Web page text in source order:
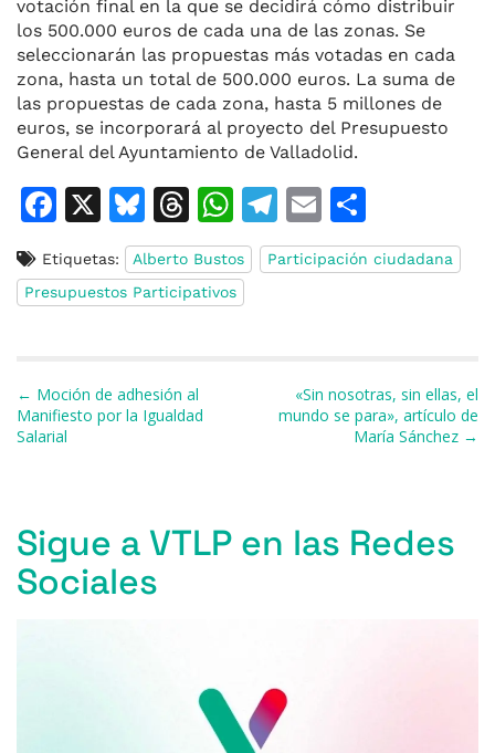
votación final en la que se decidirá cómo distribuir
los 500.000 euros de cada una de las zonas. Se
seleccionarán las propuestas más votadas en cada
zona, hasta un total de 500.000 euros. La suma de
las propuestas de cada zona, hasta 5 millones de
euros, se incorporará al proyecto del Presupuesto
General del Ayuntamiento de Valladolid.
F
c
e
o
o
k
X
Bl
u
e
s
y
T
h
re
a
s
W
h
at
s
T
el
e
m
E
m
ai
o
m
ti
r
Etiquetas: Alberto Bustos
Participación ciudadana
Presupuestos Participativos
Navegación de entradas
← Moción de adhesión al
Manifiesto por la Igualdad
Salarial
«Sin nosotras, sin ellas, el
mundo se para», artículo de
María Sánchez →
Sigue a VTLP en las Redes
Sociales